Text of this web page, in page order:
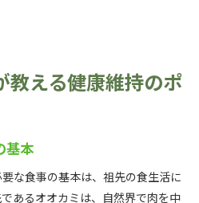
教える健康維持のポ
基本
な食事の基本は、祖先の食生活に
あるオオカミは、自然界で肉を中